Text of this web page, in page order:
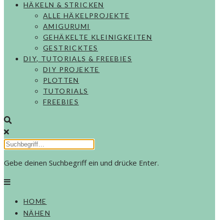
HÄKELN & STRICKEN
ALLE HÄKELPROJEKTE
AMIGURUMI
GEHÄKELTE KLEINIGKEITEN
GESTRICKTES
DIY, TUTORIALS & FREEBIES
DIY PROJEKTE
PLOTTEN
TUTORIALS
FREEBIES
Gebe deinen Suchbegriff ein und drücke Enter.
HOME
NÄHEN